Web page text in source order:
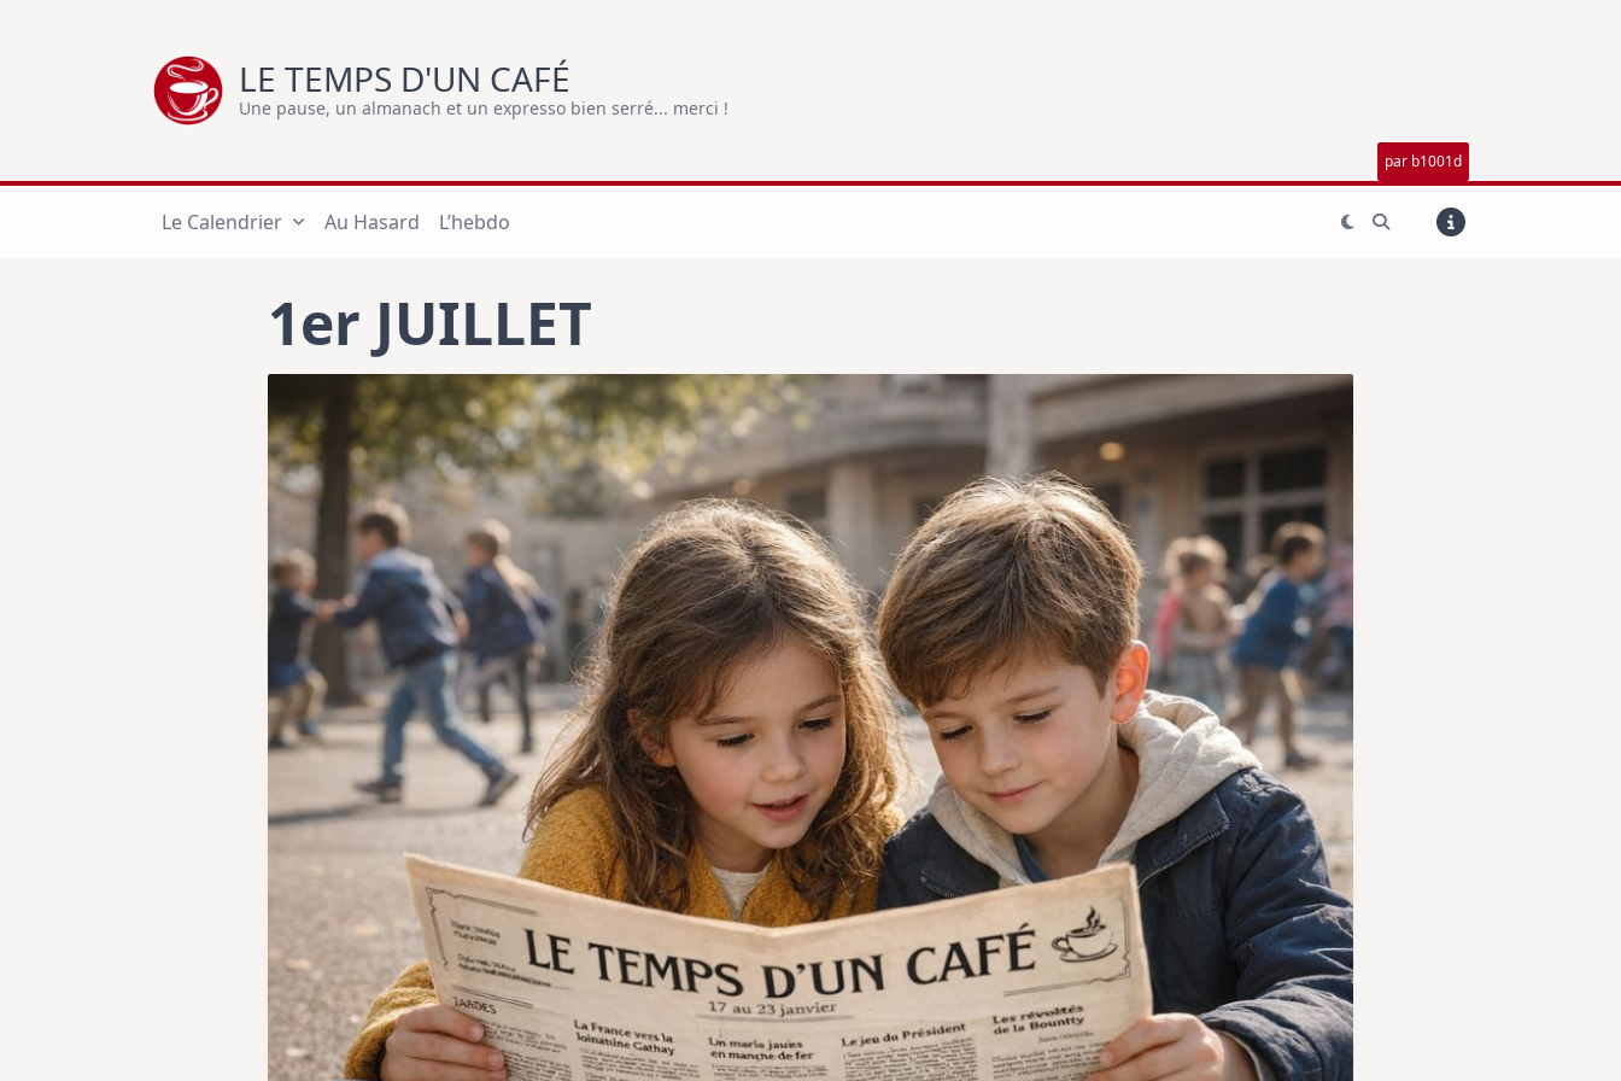
LE TEMPS D'UN CAFÉ
Une pause, un almanach et un expresso bien serré... merci !
par b1001d
Le Calendrier Au Hasard L’hebdo
1er JUILLET